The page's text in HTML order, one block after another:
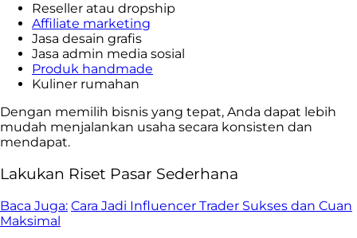
Reseller atau dropship
Affiliate marketing
Jasa desain grafis
Jasa admin media sosial
Produk handmade
Kuliner rumahan
Dengan memilih bisnis yang tepat, Anda dapat lebih
mudah menjalankan usaha secara konsisten dan
mendapat.
Lakukan Riset Pasar Sederhana
Baca Juga: Cara Jadi Influencer Trader Sukses dan Cuan
Maksimal